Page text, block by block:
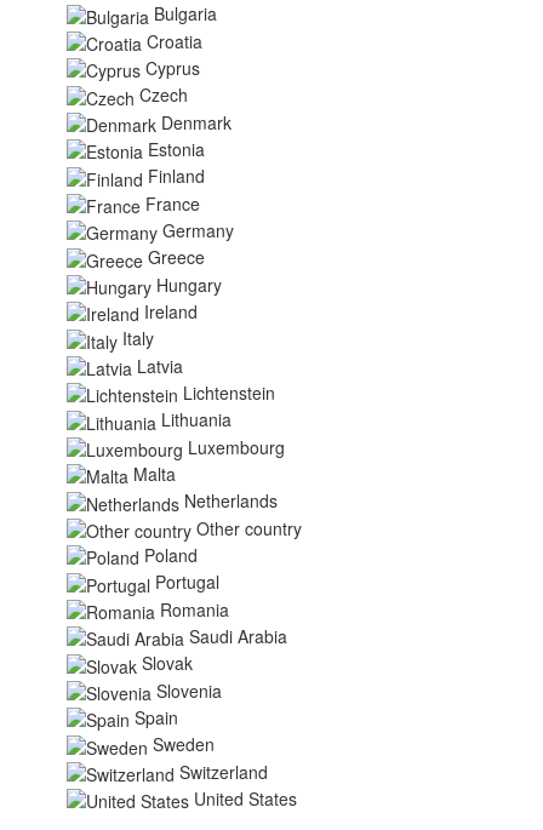
Bulgaria
Croatia
Cyprus
Czech
Denmark
Estonia
Finland
France
Germany
Greece
Hungary
Ireland
Italy
Latvia
Lichtenstein
Lithuania
Luxembourg
Malta
Netherlands
Other country
Poland
Portugal
Romania
Saudi Arabia
Slovak
Slovenia
Spain
Sweden
Switzerland
United States